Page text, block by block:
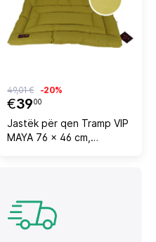
€3900
49,01 € -20%
Jastëk për qen Tramp VIP
MAYA 76 x 46 cm,